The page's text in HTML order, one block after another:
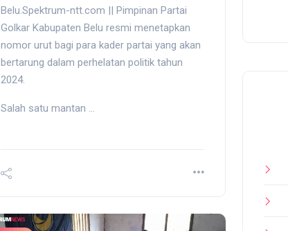
Belu.Spektrum-ntt.com || Pimpinan Partai
Golkar Kabupaten Belu resmi menetapkan
nomor urut bagi para kader partai yang akan
bertarung dalam perhelatan politik tahun
2024.
Salah satu mantan ...